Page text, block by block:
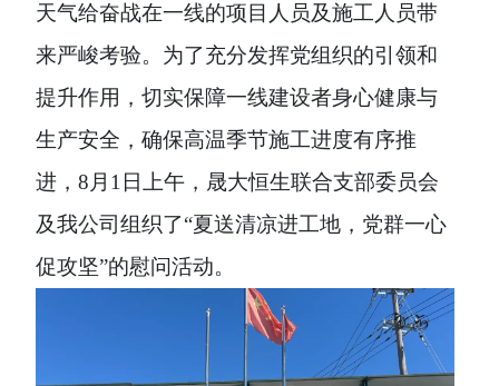
天气给奋战在一线的项目人员及施工人员带
来严峻考验。为了充分发挥党组织的引领和
提升作用，切实保障一线建设者身心健康与
生产安全，确保高温季节施工进度有序推
进， 8月 1 日上午，晟大恒生联合支部委员会
及我公司组织了“夏送清凉进工地，党群一心
促攻坚”的慰问活动。